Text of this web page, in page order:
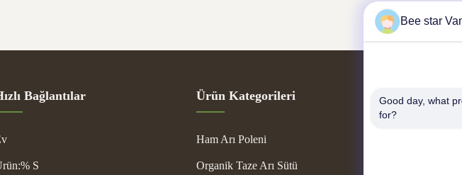
Bağlantılar
S
Ürün Kategorileri
Ham Arı Poleni
Organik Taze Arı Sütü
Bee star
Good day, what
for?